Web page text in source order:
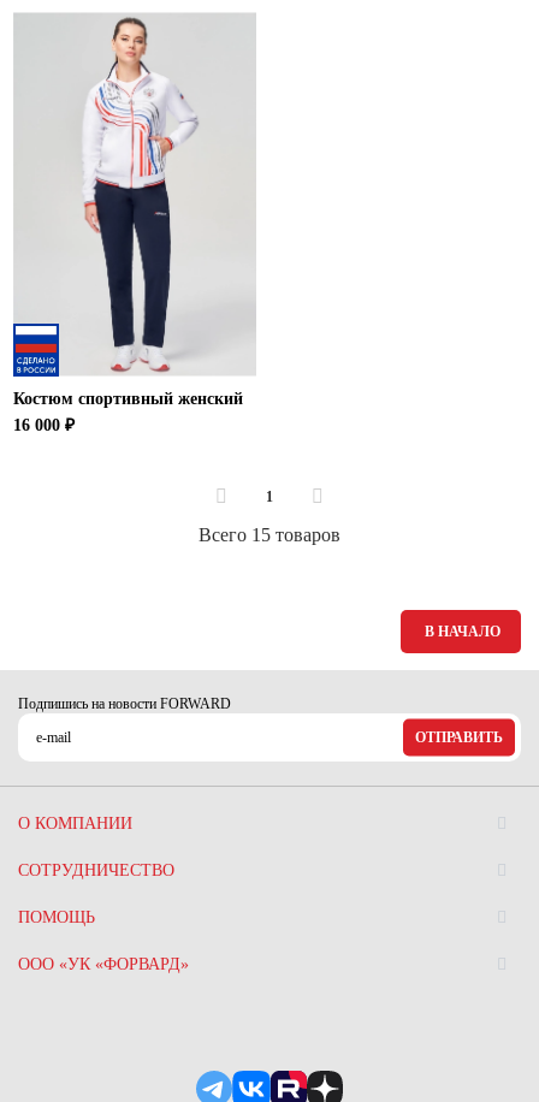
Костюм спортивный женский
16 000 ₽
1
Всего 15 товаров
В НАЧАЛО
Подпишись на новости FORWARD
ОТПРАВИТЬ
О КОМПАНИИ
СОТРУДНИЧЕСТВО
ПОМОЩЬ
ООО «УК «ФОРВАРД»